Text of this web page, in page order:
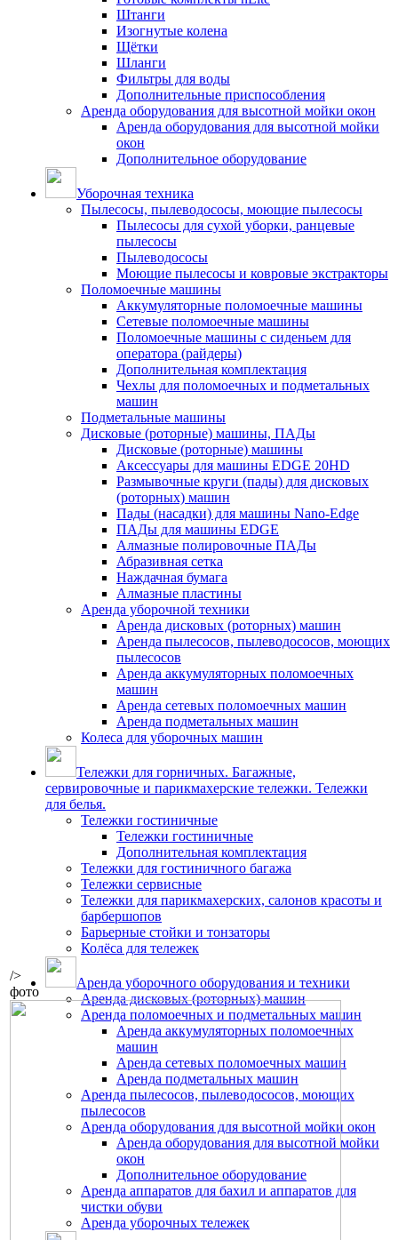
Штанги
Изогнутые колена
Щётки
Шланги
Фильтры для воды
Дополнительные приспособления
Аренда оборудования для высотной мойки окон
Аренда оборудования для высотной мойки
окон
Дополнительное оборудование
Уборочная техника
Пылесосы, пылеводососы, моющие пылесосы
Пылесосы для сухой уборки, ранцевые
пылесосы
Пылеводососы
Моющие пылесосы и ковровые экстракторы
Поломоечные машины
Аккумуляторные поломоечные машины
Сетевые поломоечные машины
Поломоечные машины с сиденьем для
оператора (райдеры)
Дополнительная комплектация
Чехлы для поломоечных и подметальных
машин
Подметальные машины
Дисковые (роторные) машины, ПАДы
Дисковые (роторные) машины
Аксессуары для машины EDGE 20HD
Размывочные круги (пады) для дисковых
(роторных) машин
Пады (насадки) для машины Nano-Edge
ПАДы для машины EDGE
Алмазные полировочные ПАДы
Абразивная сетка
Наждачная бумага
Алмазные пластины
Аренда уборочной техники
Аренда дисковых (роторных) машин
Аренда пылесосов, пылеводососов, моющих
пылесосов
Аренда аккумуляторных поломоечных
машин
Аренда сетевых поломоечных машин
Аренда подметальных машин
Колеса для уборочных машин
Тележки для горничных. Багажные,
сервировочные и парикмахерские тележки. Тележки
для белья.
Тележки гостиничные
Тележки гостиничные
Дополнительная комплектация
Тележки для гостиничного багажа
Тележки сервисные
Тележки для парикмахерских, салонов красоты и
барбершопов
Барьерные стойки и тонзаторы
Колёса для тележек
Аренда уборочного оборудования и техники
Аренда дисковых (роторных) машин
Аренда поломоечных и подметальных машин
Аренда аккумуляторных поломоечных
машин
Аренда сетевых поломоечных машин
Аренда подметальных машин
Аренда пылесосов, пылеводососов, моющих
пылесосов
Аренда оборудования для высотной мойки окон
Аренда оборудования для высотной мойки
окон
Дополнительное оборудование
Аренда аппаратов для бахил и аппаратов для
чистки обуви
Аренда уборочных тележек
/>
фото